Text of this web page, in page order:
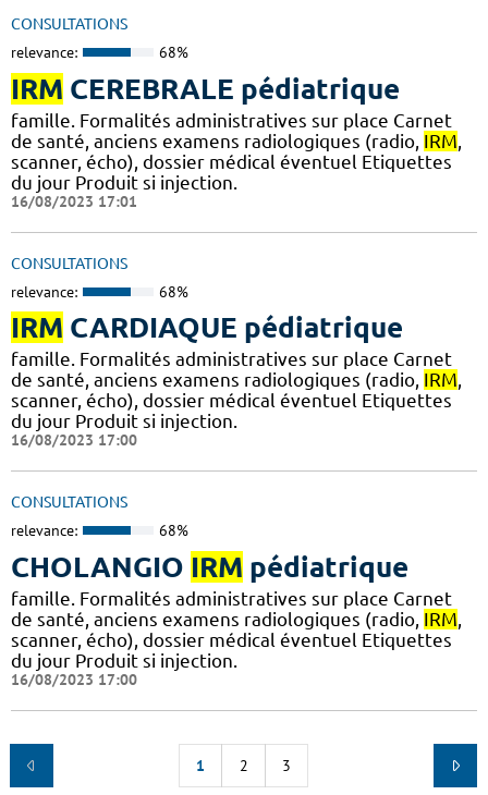
CONSULTATIONS
relevance: 68%
IRM CEREBRALE pédiatrique
famille. Formalités administratives sur place Carnet
de santé, anciens examens radiologiques (radio, IRM
scanner, écho), dossier médical éventuel Etiquettes
du jour Produit si injection.
16/08/2023 17:01
CONSULTATIONS
relevance: 68%
IRM CARDIAQUE pédiatrique
famille. Formalités administratives sur place Carnet
de santé, anciens examens radiologiques (radio, IRM,
scanner, écho), dossier médical éventuel Etiquettes
du jour Produit si injection.
16/08/2023 17:00
CONSULTATIONS
relevance: 68%
CHOLANGIO IRM pédiatrique
famille. Formalités administratives sur place Carnet
de santé, anciens examens radiologiques (radio, IRM
scanner, écho), dossier médical éventuel Etiquettes
du jour Produit si injection.
16/08/2023 17:00
1 2 3